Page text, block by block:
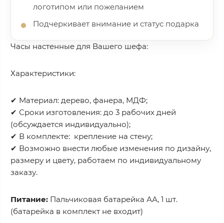
логотипом или пожеланием
Подчеркивает внимание и статус подарка
Часы настенные для Вашего шефа:
Характеристики:
✔ Материал: дерево, фанера, МДФ;
✔ Сроки изготовления: до 3 рабочих дней
(обсуждается индивидуально);
✔ В комплекте: крепление на стену;
✔ Возможно внести любые изменения по дизайну,
размеру и цвету, работаем по индивидуальному
заказу.
Питание: Пальчиковая батарейка АА, 1 шт.
(батарейка в комплект не входит)